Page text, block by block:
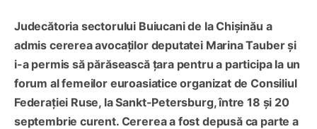
Judecătoria sectorului Buiucani de la Chișinău a
admis cererea avocaților deputatei Marina Tauber și
i-a permis să părăsească țara pentru a participa la un
forum al femeilor euroasiatice organizat de Consiliul
Federației Ruse, la Sankt-Petersburg, între 18 și 20
septembrie curent. Cererea a fost depusă ca parte a